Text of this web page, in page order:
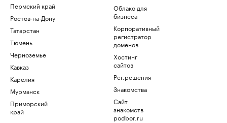
Пермский край
Ростов-на-Дону
Татарстан
Тюмень
Черноземье
Кавказ
Карелия
Мурманск
Приморский
край
Облако для
бизнеса
Корпоративный
регистратор
доменов
Хостинг
сайтов
Рег.решения
Знакомства
Сайт
знакомств
podbor.ru